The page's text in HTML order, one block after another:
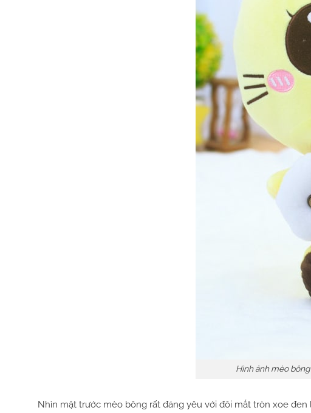
Hình ảnh mèo
Nhìn mặt trước mèo bông rất đáng yêu với đôi mắt tròn xoe